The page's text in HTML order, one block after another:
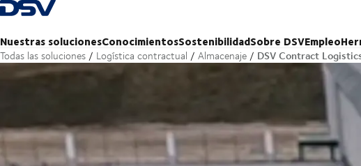
Volver a la página principal
Nuestras solucionesConocimientosSostenibilidadSobre DSVEmpleo
Todas las soluciones Logística contractual Almacenaje DSV Contract